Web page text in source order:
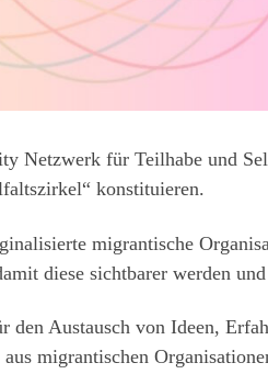
Netzwerk für Teilhabe und
konstituieren.
migrantische
diese sichtbarer werden
Austausch von Ideen,
migrantischen